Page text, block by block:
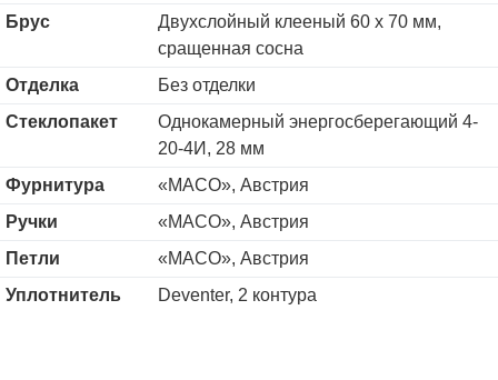
Брус
Двухслойный клееный 60 х 70 мм,
сращенная сосна
Отделка
Без отделки
Стеклопакет
Однокамерный энергосберегающий 4-
20-4И, 28 мм
Фурнитура
«MACO», Австрия
Ручки
«MACO», Австрия
Петли
«MACO», Австрия
Уплотнитель
Deventer, 2 контура